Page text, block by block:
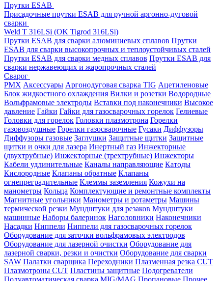
Прутки ESAB
Присадочные прутки ESAB для ручной аргонно-дуговой
сварки
Weld T 316LSi (OK Tigrod 316LSi)
Прутки ESAB для сварки алюминиевых сплавов Прутки
ESAB для сварки высокопрочных и теплоустойчивых сталей
Прутки ESAB для сварки медных сплавов Прутки ESAB для
сварки нержавеющих и жаропрочных сталей
Сварог
PMX Аксессуары Аргонодуговая сварка TIG Ацетиленовые
Блок жидкостного охлаждения Вилки и розетки Водородные
Вольфрамовые электроды Вставки под наконечники Высокое
давление Гайки Гайки для газосварочных горелок Гелиевые
Головки для горелок Головки плазмотрона Горелки
газовоздушные Горелки газосварочные Гусаки Диффузоры
Диффузоры газовые Заглушки Защитные щитки Защитные
щитки и очки для лазера Инертный газ Инжекторные
(двухтрубные) Инжекторные (трехтрубные) Инжекторы
Кабели удлинительные Каналы направляющие Катоды
Кислородные Клапаны обратные Клапаны
огнепреградительные Клеммы заземления Кожухи на
манометры Кольца Комплектующие и ремонтные комплекты
Магнитные угольники Манометры и ротаметры Машины
термической резки Мундштуки для резаков Мундштуки
машинные Наборы балеринок Наголовники Наконечники
Насадки Ниппели Ниппели для газосварочных горелок
Оборудование для заточки вольфрамовых электродов
Оборудование для лазерной очистки Оборудование для
лазерной сварки, резки и очистки Оборудование для сварки
SAW Палатки сварщика Переходники Плазменная резка CUT
Плазмотроны CUT Пластины защитные Подогреватели
Полуавтоматическая сварка MIG/MAG Пропановые Прочее